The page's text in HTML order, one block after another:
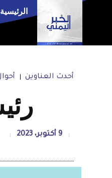
الرئيسية
أحدث العناوين
9 أكتوبر، 2023